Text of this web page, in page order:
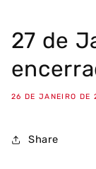
27 de
26 DE JANEIRO DE
Share